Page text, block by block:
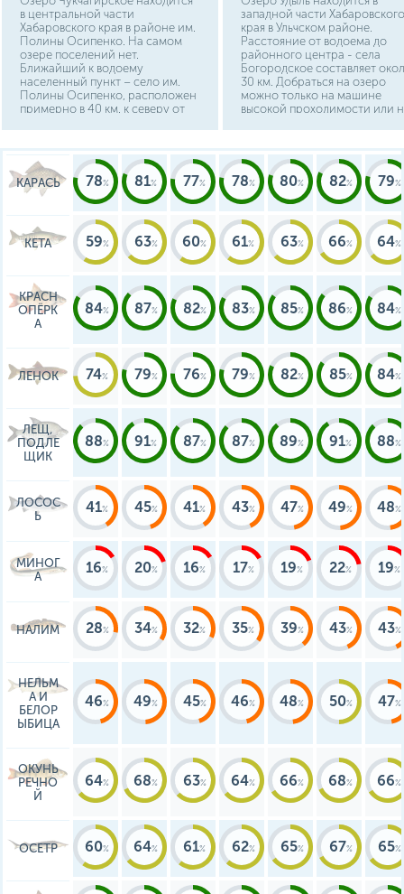
в центральной части
Хабаровского края в районе им.
Полины Осипенко. На самом
озере поселений нет.
Ближайший к водоему
населенный пункт – село им.
Полины Осипенко, расположен
примерно в 40 км. к северу от
на-Амуре, проехав 340 км.
западной части Хабаровского
края в Ульчском районе.
Расстояние от водоема до
районного центра - села
Богородское составляет
30 км. Добраться на озеро
можно только на машине
высокой проходимости или
территория входят в состав
государственного заказника
«Удыль» и перед поездкой
необходимо уточнять режим
пребывания.
КАРАСЬ 78 81 77 78 80 82 79
КЕТА 59 63 60 61 63 66 64
КРАСН
ОПЁРК
А
84 87 82 83 85 86 84
ЛЕНОК 74 79 76 79 82 85 84
ЛЕЩ,
ПОДЛЕ
ЩИК
88 91 87 87 89 91 88
ЛОСОС
Ь
41 45 41 43 47 49 48
МИНОГ
А
16 20 16 17 19 22 19
НАЛИМ 28 34 32 35 39 43 43
НЕЛЬМ
А И
БЕЛОР
ЫБИЦА
46 49 45 46 48 50 47
ОКУНЬ
РЕЧНО
Й
64 68 63 64 66 68 66
ОСЕТР 60 64 61 62 65 67 65